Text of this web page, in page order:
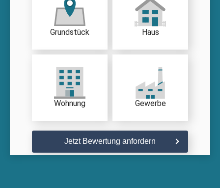
Grundstück Haus
Wohnung Gewerbe
Jetzt Bewertung anfordern